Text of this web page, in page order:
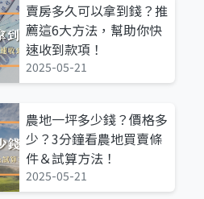
賣房多久可以拿到錢？推
薦這6大方法，幫助你快
速收到款項！
2025-05-21
農地一坪多少錢？價格多
少？3分鐘看農地買賣條
件＆試算方法！
2025-05-21